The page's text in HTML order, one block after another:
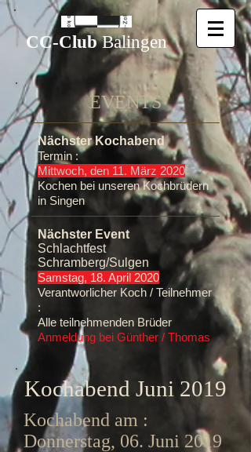
CC-ClubBalingen
EVENTS​
Nächster Kochabend
Termin :
Mittwoch, den 11. März 2020
Kochen bei unseren Kochbrüdern
in Singen
Nächster Event
Schlachtfest
Schramberg/Sulgen
Samstag, 18. April 2020
Verantworlicher Koch / Teilnehmer
:
Alle teilnehmenden Brüder
Anmeldung bei Günther / Thomas
Kochabend Juni 2019
Kochabend am :
Donnerstag, 06. Juni 2019